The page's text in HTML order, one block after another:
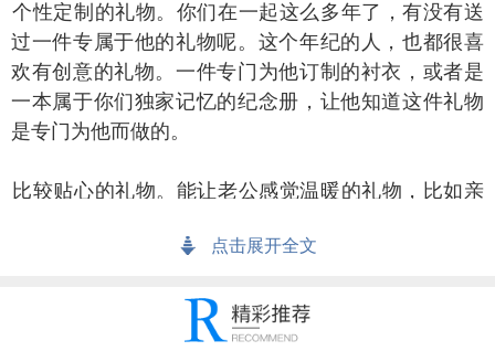
定制的礼物。你们在一起这么多年了，有没有送
过一件专属于他的礼物呢。这个年纪的人，也都很喜
欢有创意的礼物。一件专门为他订制的衬衣，或者是
一本属于你们独家记忆的纪念册，让他知道这件礼物
是专门为他而做的。
贴心的礼物。能让老公感觉温暖的礼物，比如亲
都能穿着你送的袜子，这么细心的媳妇他怎么会不疼
点击展开全文